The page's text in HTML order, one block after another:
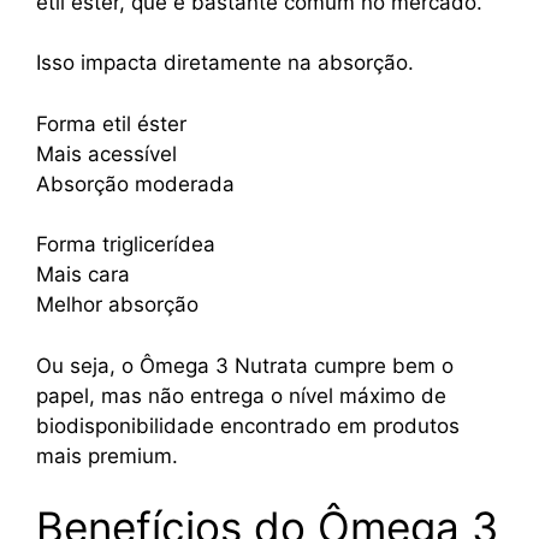
Isso impacta diretamente na absorção.
Forma etil éster
Mais acessível
Absorção moderada
Forma triglicerídea
Mais cara
Melhor absorção
Ou seja, o Ômega 3 Nutrata cumpre bem o
papel, mas não entrega o nível máximo de
biodisponibilidade encontrado em produtos
mais premium.
Benefícios do Ômega 3